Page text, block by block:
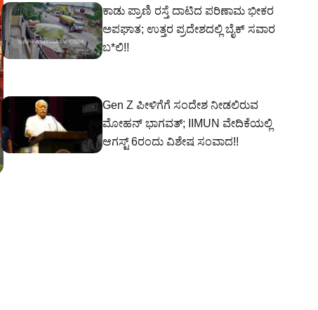
ಕಾಡು ಪ್ರಾಣಿ ರಸ್ತೆ ದಾಟಿದ ಪರಿಣಾಮ ಭೀಕರ
ಅಪಘಾತ; ಉತ್ತರ ಪ್ರದೇಶದಲ್ಲಿ ಬೈಕ್ ಸವಾರ
ಬ*ಲಿ!!
Gen Z ಪೀಳಿಗೆಗೆ ಸಂದೇಶ ನೀಡಲಿರುವ
ಮೋಹನ್ ಭಾಗವತ್; IIMUN ವೇದಿಕೆಯಲ್ಲಿ
ಆಗಸ್ಟ್ 6ರಂದು ವಿಶೇಷ ಸಂವಾದ!!